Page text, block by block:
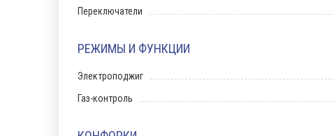
Переключатели
РЕЖИМЫ И ФУНКЦИИ
Электроподжиг
Газ-контроль